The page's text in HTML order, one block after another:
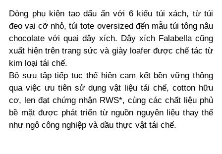
Dòng phụ kiện tạo dấu ấn với 6 kiểu túi xách, từ túi
đeo vai cỡ nhỏ, túi tote oversized đến mẫu túi tông nâu
chocolate với quai dây xích. Dây xích Falabella cũng
xuất hiện trên trang sức và giày loafer được chế tác từ
kim loại tái chế.
Bộ sưu tập tiếp tục thể hiện cam kết bền vững thông
qua việc ưu tiên sử dụng vật liệu tái chế, cotton hữu
cơ, len đạt chứng nhận RWS*, cùng các chất liệu phủ
bề mặt được phát triển từ nguồn nguyên liệu thay thế
như ngô công nghiệp và dầu thực vật tái chế.